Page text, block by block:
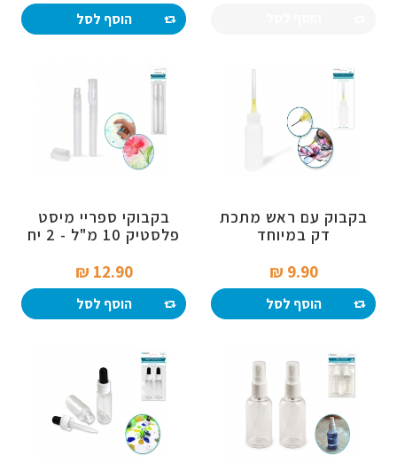
הוסף לסל
בקבוק עם ראש מתכת
דק במיוחד
9.90 ₪‎
הוסף לסל
בקבוקי ספריי מיסט
פלסטיק 10 מ"ל - 2 יח
12.90 ₪‎
הוסף לסל